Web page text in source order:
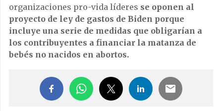
organizaciones pro-vida líderes se oponen al
proyecto de ley de gastos de Biden porque
incluye una serie de medidas que obligarían a
los contribuyentes a financiar la matanza de
bebés no nacidos en abortos.